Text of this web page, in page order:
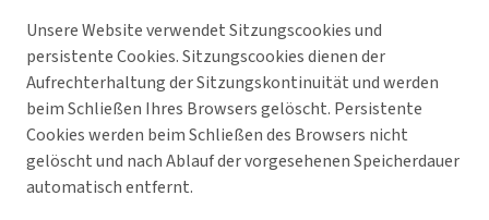
Unsere Website verwendet Sitzungscookies und
persistente Cookies. Sitzungscookies dienen der
Aufrechterhaltung der Sitzungskontinuität und werden
beim Schließen Ihres Browsers gelöscht. Persistente
Cookies werden beim Schließen des Browsers nicht
gelöscht und nach Ablauf der vorgesehenen Speicherdauer
automatisch entfernt.